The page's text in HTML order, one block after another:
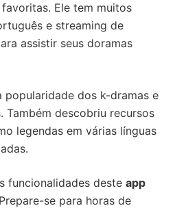
Ele tem muitos
e streaming de
assistir seus doramas
popularidade dos k-dramas e
Também descobriu recursos
legendas em várias línguas
funcionalidades deste app
se para horas de